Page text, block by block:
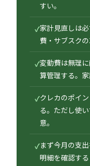
すい。
✓家計見直しは
費・サブスクの
✓変動費は無理
算管理する。
✓クレカのポイ
る。ただし使
意。
✓まず今月の支
明細を確認する